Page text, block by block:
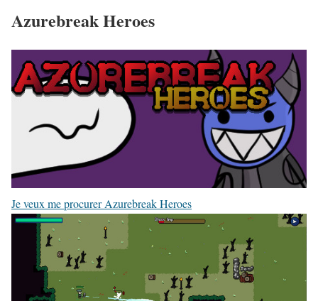
Azurebreak Heroes
Je veux me procurer Azurebreak Heroes